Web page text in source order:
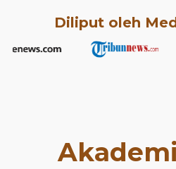
Diliput oleh